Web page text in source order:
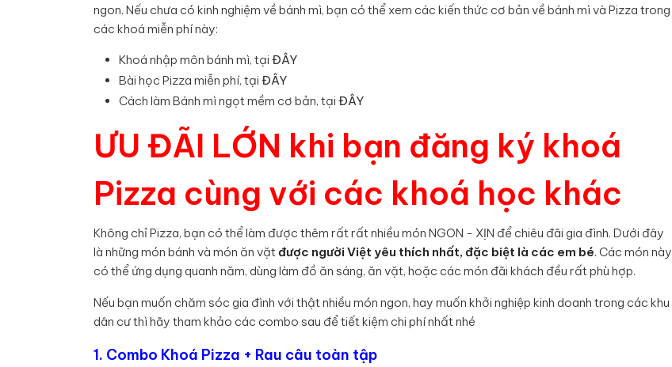
ngon. Nếu chưa có kinh nghiệm về bánh mì, bạn có thể xem các kiến thức cơ bản về bánh mì và Pizza trong
các khoá miễn phí này:
Khoá nhập môn bánh mì, tại ĐÂY
Bài học Pizza miễn phí, tại ĐÂY
Cách làm Bánh mì ngọt mềm cơ bản, tại ĐÂY
ƯU ĐÃI LỚN khi bạn đăng ký khoá
Pizza cùng với các khoá học khác
Không chỉ Pizza, bạn có thể làm được thêm rất rất nhiều món NGON - XỊN để chiêu đãi gia đình. Dưới đây
là những món bánh và món ăn vặtđược người Việt yêu thích nhất, đặc biệt là các em bé. Các món này
có thể ứng dụng quanh năm, dùng làm đồ ăn sáng, ăn vặt, hoặc các món đãi khách đều rất phù hợp.
Nếu bạn muốn chăm sóc gia đình với thật nhiều món ngon, hay muốn khởi nghiệp kinh doanh trong các khu
dân cư thì hãy tham khảo các combo sau để tiết kiệm chi phí nhất nhé
1. Combo Khoá Pizza + Rau câu toàn tập